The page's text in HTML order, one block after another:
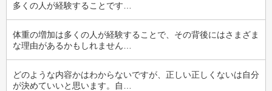
多くの人が経験することです…
体重の増加は多くの人が経験することで、その背後にはさまざま
な理由があるかもしれません…
どのような内容かはわからないですが、正しい正しくないは自分
が決めていいと思います。自…